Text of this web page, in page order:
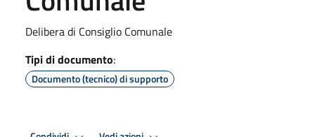
Delibera di Consiglio Comunale
Tipi di documento:
Documento (tecnico) di supporto